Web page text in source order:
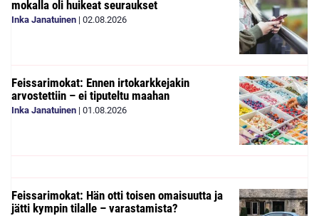
mokalla oli huikeat seuraukset
Inka Janatuinen | 02.08.2026
Feissarimokat: Ennen irtokarkkejakin
arvostettiin – ei tiputeltu maahan
Inka Janatuinen | 01.08.2026
Feissarimokat: Hän otti toisen omaisuutta ja
jätti kympin tilalle – varastamista?